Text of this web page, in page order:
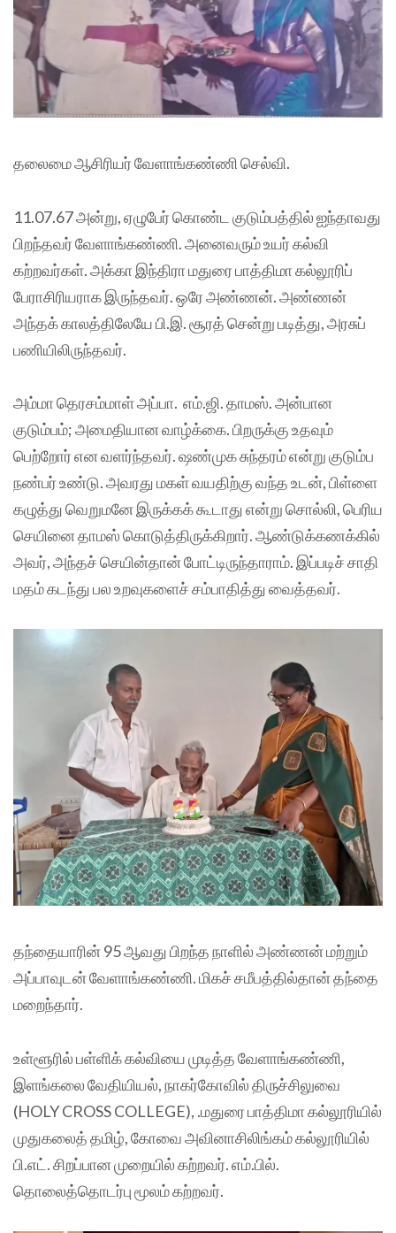
தலைமை ஆசிரியர் வேளாங்கண்ணி செல்வி.
11.07.67 அன்று, ஏழுபேர் கொண்ட குடும்பத்தில் ஐந்தாவது
பிறந்தவர் வேளாங்கண்ணி. அனைவரும் உயர் கல்வி
கற்றவர்கள். அக்கா இந்திரா மதுரை பாத்திமா கல்லூரிப்
பேராசிரியராக இருந்தவர். ஒரே அண்ணன். அண்ணன்
அந்தக் காலத்திலேயே பி.இ. சூரத் சென்று படித்து, அரசுப்
பணியிலிருந்தவர்.
அம்மா தெரசம்மாள் அப்பா. எம்.ஜி. தாமஸ். அன்பான
குடும்பம்; அமைதியான வாழ்க்கை. பிறருக்கு உதவும்
பெற்றோர் என வளர்ந்தவர். ஷண்முக சுந்தரம் என்று குடும்ப
நண்பர் உண்டு. அவரது மகள் வயதிற்கு வந்த உடன், பிள்ளை
கழுத்து வெறுமனே இருக்கக் கூடாது என்று சொல்லி, பெரிய
செயினை தாமஸ் கொடுத்திருக்கிறார். ஆண்டுக்கணக்கில்
அவர், அந்தச் செயின்தான் போட்டிருந்தாராம். இப்படிச் சாதி
மதம் கடந்து பல உறவுகளைச் சம்பாதித்து வைத்தவர்.
தந்தையாரின் 95 ஆவது பிறந்த நாளில் அண்ணன் மற்றும்
அப்பாவுடன் வேளாங்கண்ணி. மிகச் சமீபத்தில்தான் தந்தை
மறைந்தார்.
உள்ளூரில் பள்ளிக் கல்வியை முடித்த வேளாங்கண்ணி,
இளங்கலை வேதியியல், நாகர்கோவில் திருச்சிலுவை
(HOLY CROSS COLLEGE), .மதுரை பாத்திமா கல்லூரியில்
முதுகலைத் தமிழ், கோவை அவினாசிலிங்கம் கல்லூரியில்
பி.எட். சிறப்பான முறையில் கற்றவர். எம்.பில்.
தொலைத்தொடர்பு மூலம் கற்றவர்.